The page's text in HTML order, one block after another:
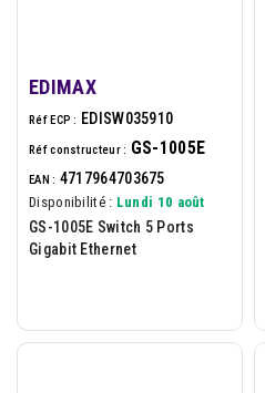
EDIMAX
Réf ECP : EDISW035910
Réf constructeur : GS-1005E
EAN : 4717964703675
Disponibilité : Lundi 10 août
GS-1005E Switch 5 Ports
Gigabit Ethernet